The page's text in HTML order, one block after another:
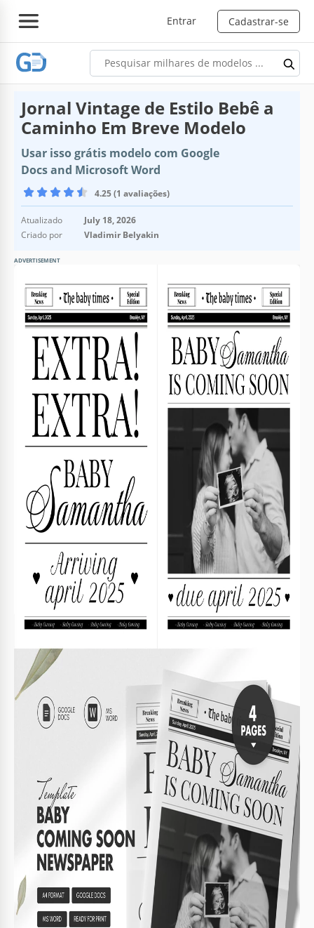
Entrar Cadastrar-se
Jornal Vintage de Estilo Bebê a
Caminho Em Breve Modelo
Usar isso grátis modelo com Google
Docs and Microsoft Word
4.25 (1 avaliações)
Atualizado
July 18, 2026
Criado por
Vladimir Belyakin
ADVERTISEMENT